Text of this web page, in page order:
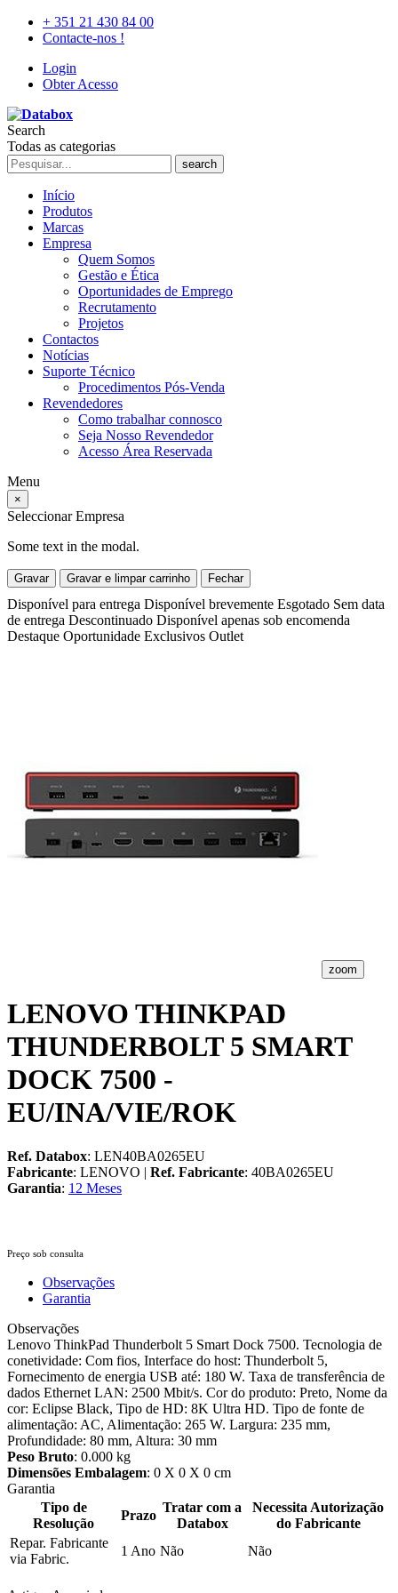
+ 351 21 430 84 00
Contacte-nos !
Login
Obter Acesso
Search
Todas as categorias
search
Início
Produtos
Marcas
Empresa
Quem Somos
Gestão e Ética
Oportunidades de Emprego
Recrutamento
Projetos
Contactos
Notícias
Suporte Técnico
Procedimentos Pós-Venda
Revendedores
Como trabalhar connosco
Seja Nosso Revendedor
Acesso Área Reservada
Menu
×
Seleccionar Empresa
Some text in the modal.
Gravar Gravar e limpar carrinho Fechar
Disponível para entrega Disponível brevemente Esgotado Sem data
de entrega Descontinuado Disponível apenas sob encomenda
Destaque Oportunidade Exclusivos Outlet
zoom
LENOVO THINKPAD
THUNDERBOLT 5 SMART
DOCK 7500 -
EU/INA/VIE/ROK
Ref. Databox: LEN40BA0265EU
Fabricante: LENOVO | Ref. Fabricante: 40BA0265EU
Garantia: 12 Meses
Preço sob consulta
Observações
Garantia
Observações
Lenovo ThinkPad Thunderbolt 5 Smart Dock 7500. Tecnologia de
conetividade: Com fios, Interface do host: Thunderbolt 5,
Fornecimento de energia USB até: 180 W. Taxa de transferência de
dados Ethernet LAN: 2500 Mbit/s. Cor do produto: Preto, Nome da
cor: Eclipse Black, Tipo de HD: 8K Ultra HD. Tipo de fonte de
alimentação: AC, Alimentação: 265 W. Largura: 235 mm,
Profundidade: 80 mm, Altura: 30 mm
Peso Bruto: 0.000 kg
Dimensões Embalagem: 0 X 0 X 0 cm
Garantia
Tipo de
Resolução
Prazo
Tratar com a
Databox
Necessita Autorização
do Fabricante
Repar. Fabricante
via Fabric.
1 Ano Não Não